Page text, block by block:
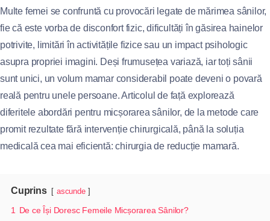
Multe femei se confruntă cu provocări legate de mărimea sânilor,
fie că este vorba de disconfort fizic, dificultăți în găsirea hainelor
potrivite, limitări în activitățile fizice sau un impact psihologic
asupra propriei imagini. Deși frumusețea variază, iar toți sânii
sunt unici, un volum mamar considerabil poate deveni o povară
reală pentru unele persoane. Articolul de față explorează
diferitele abordări pentru micșorarea sânilor, de la metode care
promit rezultate fără intervenție chirurgicală, până la soluția
medicală cea mai eficientă: chirurgia de reducție mamară.
Cuprins ascunde
1
De ce Își Doresc Femeile Micșorarea Sânilor?